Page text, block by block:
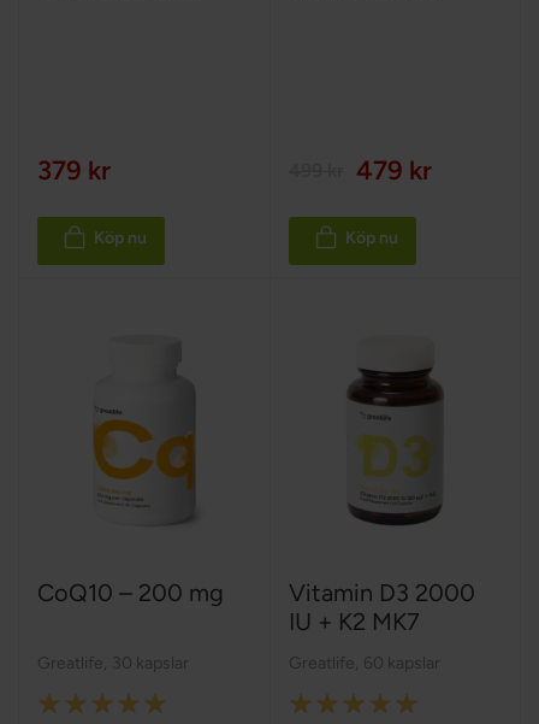
379 kr
Köp nu
479 kr
Köp nu
CoQ10 – 200 mg
Greatlife 30 kapslar
Rating:
Vitamin D3 2000
IU + K2 MK7
Greatlife 60 kapslar
Rating: